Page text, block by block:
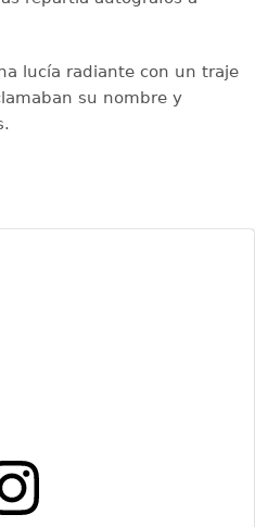
lucía radiante con un traje
su nombre y